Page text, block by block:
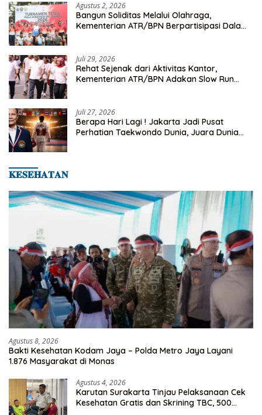
Agustus 2, 2026
Bangun Soliditas Melalui Olahraga,
Kementerian ATR/BPN Berpartisipasi Dalam
Juli 29, 2026
Rehat Sejenak dari Aktivitas Kantor,
Kementerian ATR/BPN Adakan Slow Run
Juli 27, 2026
Berapa Hari Lagi ! Jakarta Jadi Pusat
Perhatian Taekwondo Dunia, Juara Dunia
𝐊𝐄𝐒𝐄𝐇𝐀𝐓𝐀𝐍
Agustus 8, 2026
Bakti Kesehatan Kodam Jaya – Polda Metro Jaya Layani
1.876 Masyarakat di Monas
Agustus 4, 2026
Karutan Surakarta Tinjau Pelaksanaan Cek
Kesehatan Gratis dan Skrining TBC, 500